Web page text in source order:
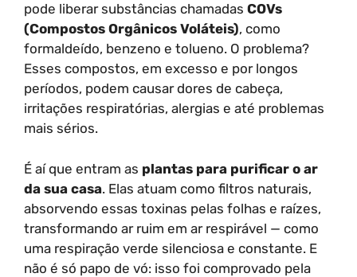
pode liberar substâncias chamadas COVs
(Compostos Orgânicos Voláteis), como
formaldeído, benzeno e tolueno. O problema?
Esses compostos, em excesso e por longos
períodos, podem causar dores de cabeça,
irritações respiratórias, alergias e até problemas
mais sérios.
É aí que entram as plantas para purificar o ar
da sua casa. Elas atuam como filtros naturais,
absorvendo essas toxinas pelas folhas e raízes,
transformando ar ruim em ar respirável — como
uma respiração verde silenciosa e constante. E
não é só papo de vó: isso foi comprovado pela